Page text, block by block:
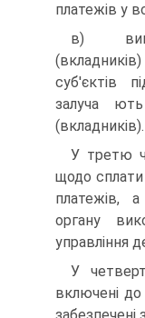
платежів у
в)
суб'єктів
залуча
(вкладників).
У третю
щодо сплати
платежів,
органу
управління
У
включені